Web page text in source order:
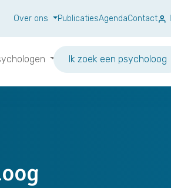
Over ons PublicatiesAgendaContact
Ik zoek een psycholoog